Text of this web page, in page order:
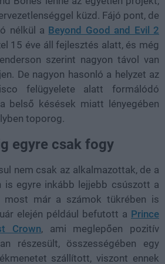
küzd. Fájó pont, de
nélkül a Beyond Good and Evil 2
15 éve áll fejlesztés alatt, és még
szerint nagyon távol van
De nagyon hasonló a helyzet az
felügyelete alatt formálódó
belső késések miatt lényegében
toporog.
egyre csak fogy
nem csak az alkalmazottak, de a
is egyre inkább lejjebb csúszott a
most már a számok tükrében is
elején például befutott a Prince
Crown, ami meglepően pozitív
részesült, összességében egy
szállított, viszont ennek